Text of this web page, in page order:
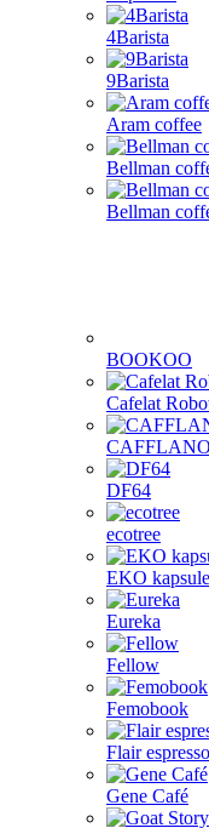
4Barista
9Barista
Aram coffee
Bellman
Bellman
BOOKOO
Cafelat
CAFFLANO
DF64
ecotree
EKO kapsule
Eureka
Fellow
Femobook
Flair espresso
Gene Café